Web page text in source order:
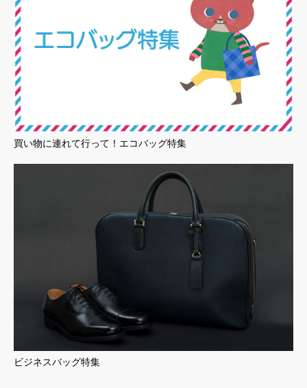
買い物に連れて行って！エコバッグ特集
ビジネスバッグ特集